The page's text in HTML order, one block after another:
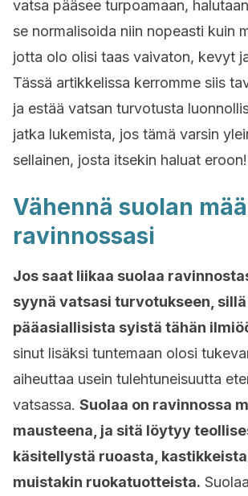
vatsa pääsee turpoamaan, halutaan
se normalisoida niin nopeasti kuin
jotta olo olisi taas vaivaton, kevyt
Tässä artikkelissa kerromme siis
ja estää vatsan turvotusta
jatka lukemista, jos tämä varsin
sellainen, josta itsekin haluat eroon!
Vähennä suolan
ravinnossasi
Jos saat liikaa suolaa
syynä vatsasi turvotukseen,
pääasiallisista syistä tähän
sinut lisäksi tuntemaan olosi
aiheuttaa usein tulehtuneisuutta
vatsassa. Suolaa on ravinnossa
mausteena, ja sitä löytyy
käsitellystä ruoasta,
muistakin ruokatuotteista.